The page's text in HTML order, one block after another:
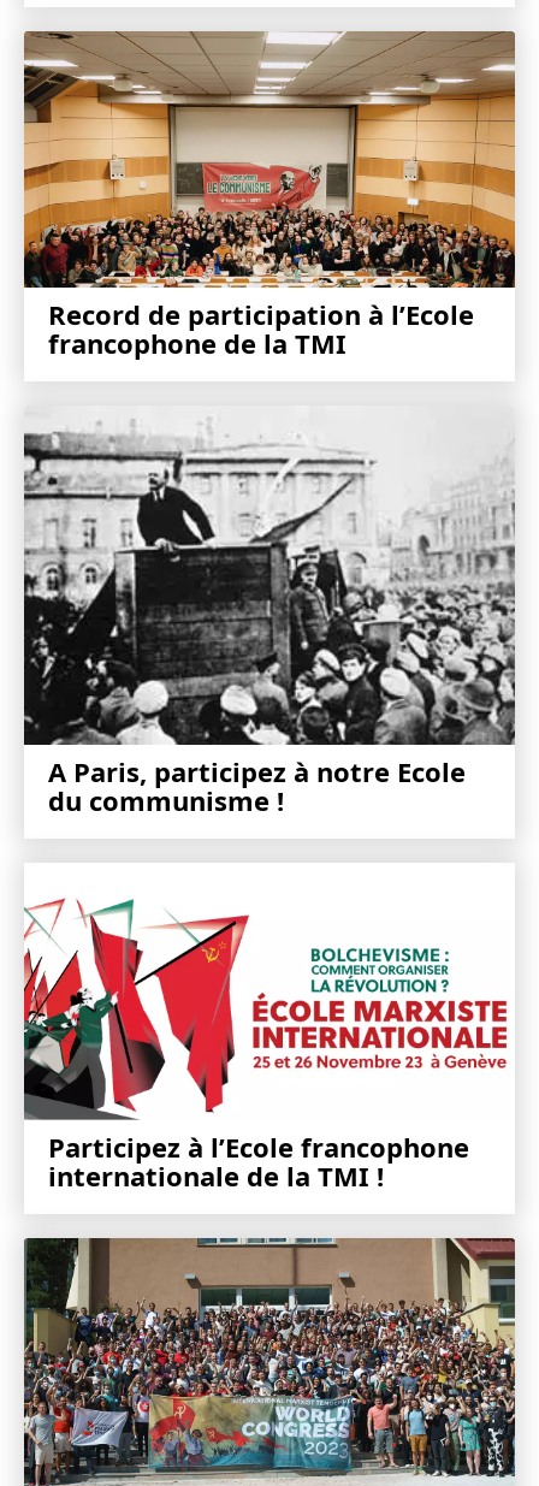
Record de participation à l’Ecole
francophone de la TMI
A Paris, participez à notre Ecole
du communisme !
Participez à l’Ecole francophone
internationale de la TMI !